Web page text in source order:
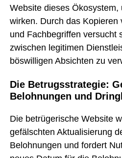
Website dieses Ökosystem,
wirken. Durch das Kopieren
und Fachbegriffen versucht
zwischen legitimen
böswilligen Absichten zu
Die Betrugsstrategie:
Belohnungen und
Die betrügerische Website
gefälschten Aktualisierung
Belohnungen und fordert